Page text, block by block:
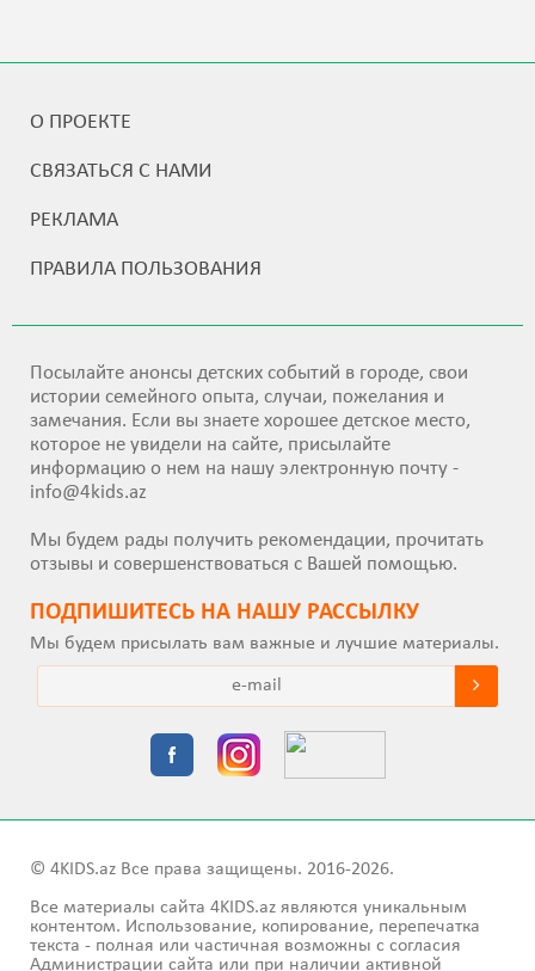
О ПРОЕКТЕ
СВЯЗАТЬСЯ С НАМИ
РЕКЛАМА
ПРАВИЛА ПОЛЬЗОВАНИЯ
Посылайте анонсы детских событий в городе, свои
истории семейного опыта, случаи, пожелания и
замечания. Если вы знаете хорошее детское место,
которое не увидели на сайте, присылайте
информацию о нем на нашу электронную почту -
info@4kids.az
Мы будем рады получить рекомендации, прочитать
отзывы и совершенствоваться с Вашей помощью.
ПОДПИШИТEСЬ НА НАШУ РАССЫЛКУ
Мы будем присылать вам важные и лучшие материалы.
© 4KIDS.az Все права защищены. 2016-2026.
Все материалы сайта 4KIDS.az являются уникальным
контентом. Использование, копирование, перепечатка
текста - полная или частичная возможны с согласия
Администрации сайта или при наличии активной